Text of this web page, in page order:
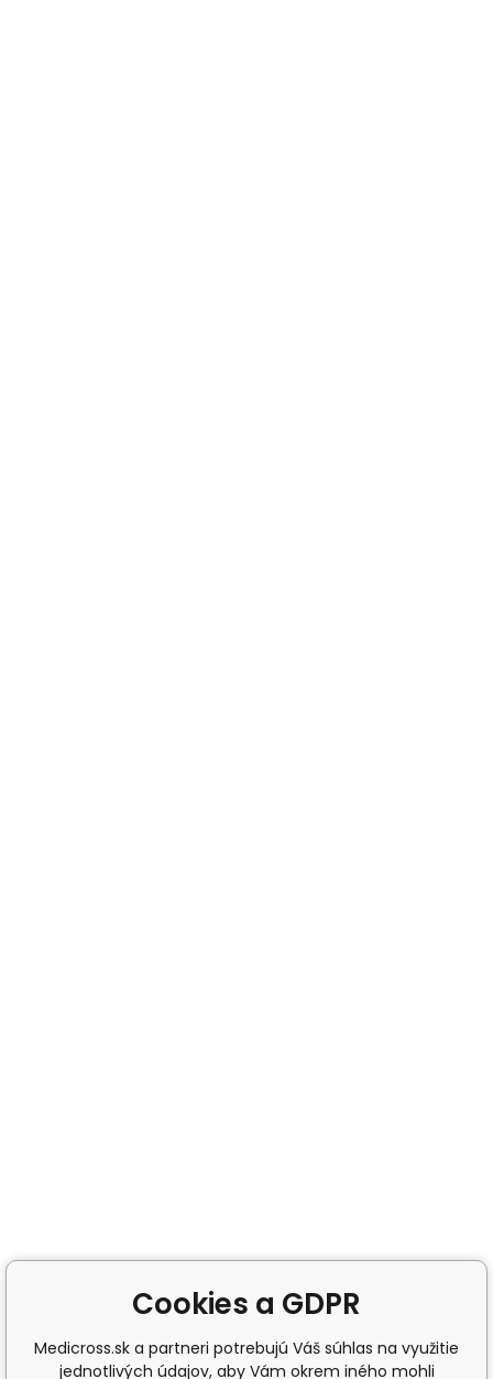
Cookies a GDPR
Medicross.sk a partneri potrebujú Váš súhlas na využitie
jednotlivých údajov, aby Vám okrem iného mohli